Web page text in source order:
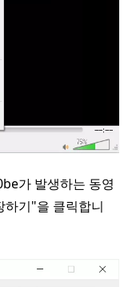
가 발생하는 동영
기"을 클릭합니